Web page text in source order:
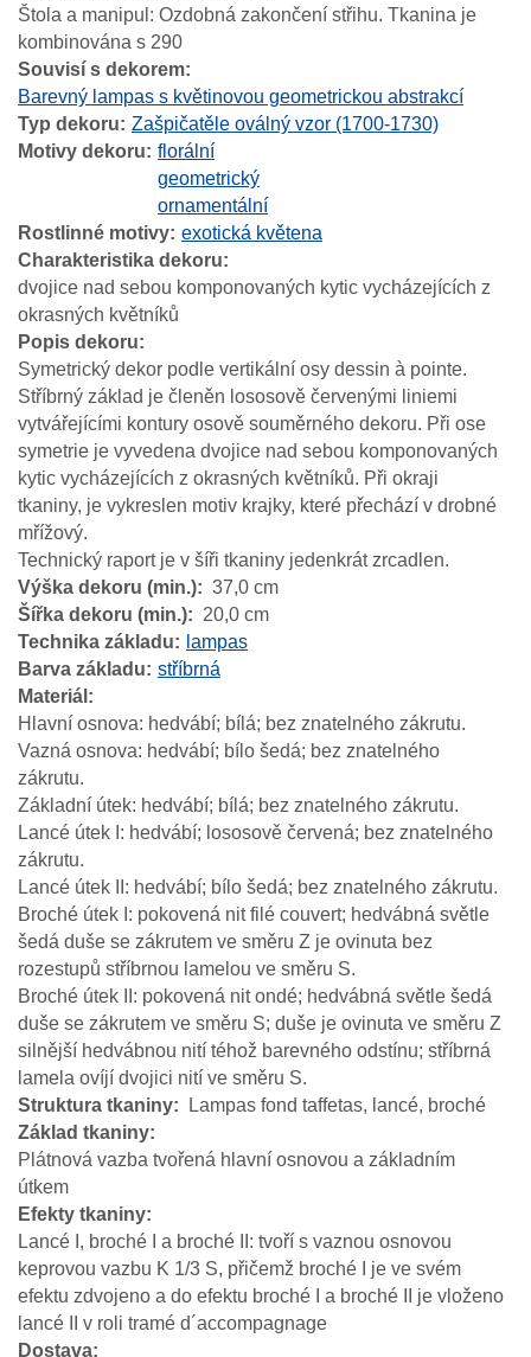
Štola a manipul: Ozdobná zakončení střihu. Tkanina je
kombinována s 290
Souvisí s dekorem
Barevný lampas s květinovou geometrickou abstrakcí
Typ dekoru
Zašpičatěle oválný vzor (1700-1730)
Motivy dekoru
florální
geometrický
ornamentální
Rostlinné motivy exotická květena
Charakteristika dekoru
dvojice nad sebou komponovaných kytic vycházejících z
okrasných květníků
Popis dekoru
Symetrický dekor podle vertikální osy dessin à pointe.
Stříbrný základ je členěn lososově červenými liniemi
vytvářejícími kontury osově souměrného dekoru. Při ose
symetrie je vyvedena dvojice nad sebou komponovaných
kytic vycházejících z okrasných květníků. Při okraji
tkaniny, je vykreslen motiv krajky, které přechází v drobné
mřížový.
Technický raport je v šíři tkaniny jedenkrát zrcadlen.
Výška dekoru (min.)
37,0 cm
Šířka dekoru (min.)
20,0 cm
Technika základu
lampas
Barva základu
stříbrná
Materiál
Hlavní osnova: hedvábí; bílá; bez znatelného zákrutu.
Vazná osnova: hedvábí; bílo šedá; bez znatelného
zákrutu.
Základní útek: hedvábí; bílá; bez znatelného zákrutu.
Lancé útek I: hedvábí; lososově červená; bez znatelného
zákrutu.
Lancé útek II: hedvábí; bílo šedá; bez znatelného zákrutu.
Broché útek I: pokovená nit filé couvert; hedvábná světle
šedá duše se zákrutem ve směru Z je ovinuta bez
rozestupů stříbrnou lamelou ve směru S.
Broché útek II: pokovená nit ondé; hedvábná světle šedá
duše se zákrutem ve směru S; duše je ovinuta ve směru Z
silnější hedvábnou nití téhož barevného odstínu; stříbrná
lamela ovíjí dvojici nití ve směru S.
Struktura tkaniny
Lampas fond taffetas, lancé, broché
Základ tkaniny
Plátnová vazba tvořená hlavní osnovou a základním
útkem
Efekty tkaniny
Lancé I, broché I a broché II: tvoří s vaznou osnovou
keprovou vazbu K 1/3 S, přičemž broché I je ve svém
efektu zdvojeno a do efektu broché I a broché II je vloženo
lancé II v roli tramé d´accompagnage
Dostava